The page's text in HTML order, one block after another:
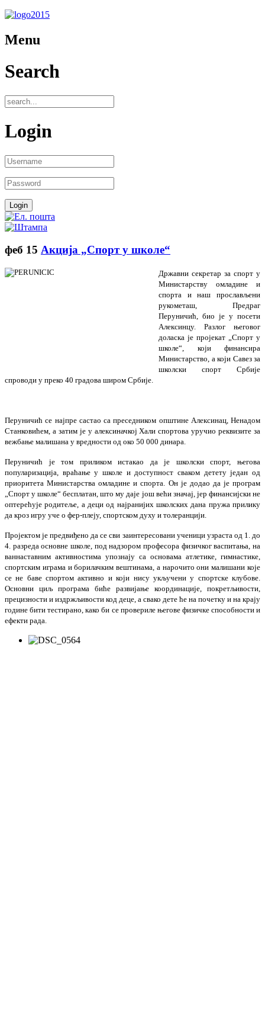
Menu
Search
Login
феб 15 Акција „Спорт у школе“
Државни секретар за спорт у
Министарству омладине и
спорта и наш прослављени
рукометаш, Предраг
Перуничић, био је у посети
Алексинцу. Разлог његовог
доласка је пројекат „Спорт у
школе“, који финансира
Министарство, а који Савез за
школски спорт Србије
спроводи у преко 40 градова широм Србије.
Перуничић се најпре састао са преседником општине Алексинац, Ненадом
Станковићем, а затим је у алексиначкој Хали спортова уручио реквизите за
вежбање малишана у вредности од око 50 000 динара.
Перуничић је том приликом истакао да је школски спорт, његова
популаризација, враћање у школе и доступност сваком детету један од
приоритета Министарства омладине и спорта. Он је додао да је програм
„Спорт у школе“ бесплатан, што му даје још већи значај, јер финансијски не
оптерећује родитеље, а деци од најранијих школских дана пружа прилику
да кроз игру уче о фер-плеју, спортском духу и толеранцији.
Пројектом је предвиђено да се сви заинтересовани ученици узраста од 1. до
4. разреда основне школе, под надзором професора физичког васпитања, на
ваннаставним активностима упознају са основама атлетике, гимнастике,
спортским играма и борилачким вештинама, а нарочито они малишани које
се не баве спортом активно и који нису укључени у спортске клубове.
Основни циљ програма биће развијање координације, покретљивости,
прецизности и издржљивости код деце, а свако дете ће на почетку и на крају
године бити тестирано, како би се провериле његове физичке способности и
ефекти рада.